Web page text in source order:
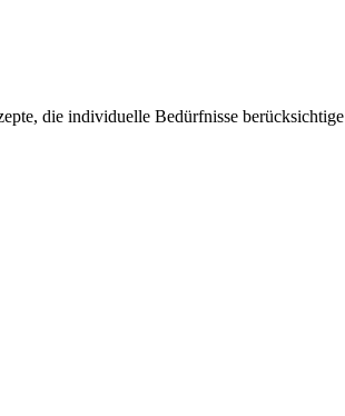
die individuelle Bedürfnisse berücksichtige